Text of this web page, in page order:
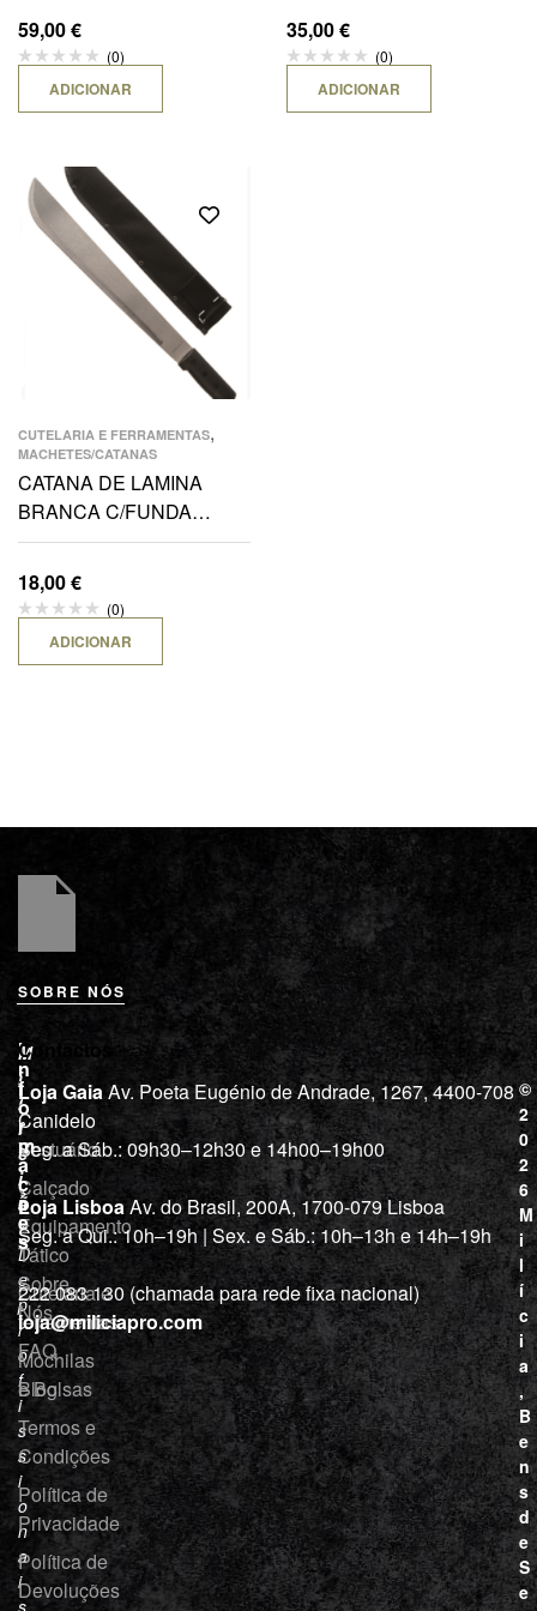
59,00€
(0)
ADICIONAR
C/FUNDA
35,00€
(0)
ADICIONAR
CUTELARIA E FERRAMENTAS,
MACHETES/CATANAS
CATANA DE LAMINA
BRANCA C/FUNDA
PRETA NYLON 58CM
18,00€
(0)
ADICIONAR
SOBRE NÓS
M
i
l
í
c
i
a
“
D
e
p
r
o
f
i
s
s
i
o
n
a
i
s
L
o
j
a
Vestuário
Calçado
Equipamento
Tático
Cutelaria e
ferramentas
Mochilas
e Bolsas
I
n
f
o
r
m
a
ç
õ
e
s
Sobre
Nós
FAQ
Blog
Termos e
Condições
Política de
Privacidade
Política de
Devoluções
Contactos
Loja GaiaAv. Poeta Eugénio de Andrade, 1267, 4400-708
Canidelo
Seg. a Sáb.: 09h30–12h30 e 14h00–19h00
Loja LisboaAv. do Brasil, 200A, 1700-079 Lisboa
Seg. a Qui.: 10h–19h | Sex. e Sáb.: 10h–13h e 14h–19h
222 083 130 (chamada para rede fixa nacional)
loja@miliciapro.com
©
2
0
2
6
M
i
l
í
c
i
a
,
B
e
n
s
d
e
S
e